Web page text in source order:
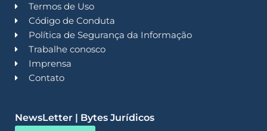
Termos de Uso
Código de Conduta
Política de Segurança da Informação
Trabalhe conosco
Imprensa
Contato
NewsLetter | Bytes Jurídicos